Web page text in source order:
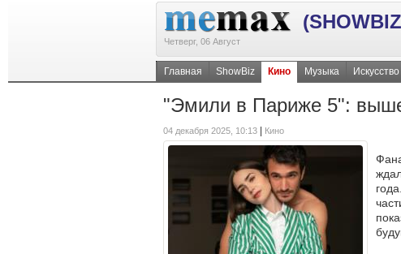
Четверг, 06 Август
Главная ShowBiz Кино Музыка Искусство
"Эмили в Париже 5":
04 декабря 2025, 10:13 Кино